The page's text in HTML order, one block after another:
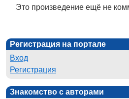
Это произведение ещё не
Регистрация на портале
Вход
Регистрация
Знакомство с авторами